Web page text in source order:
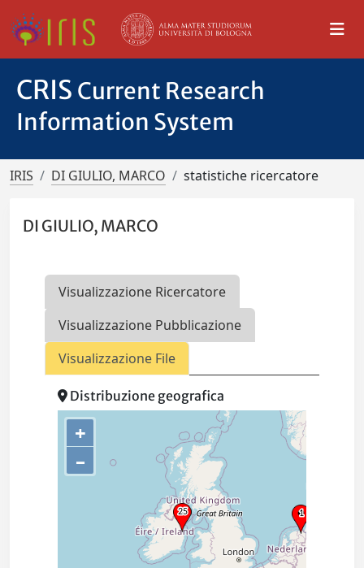
CRIS Current Research
Information System
IRIS DI GIULIO, MARCO statistiche ricercatore
DI GIULIO, MARCO
Visualizzazione Ricercatore
Visualizzazione Pubblicazione
Visualizzazione File
Distribuzione geografica
+
–